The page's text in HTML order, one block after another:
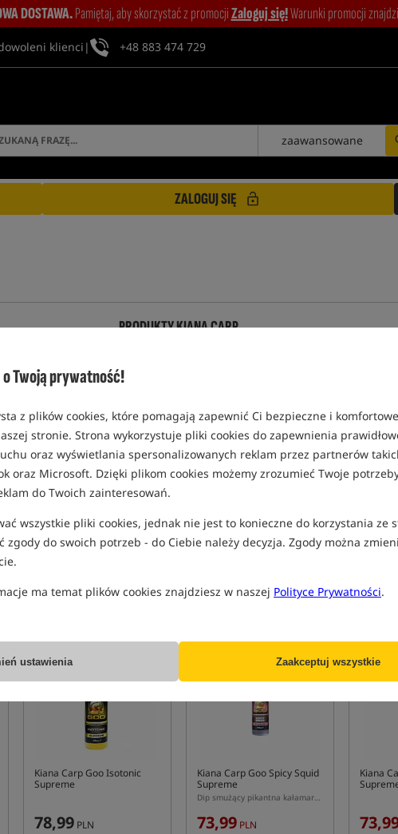
o Twoją prywatność!
z plików cookies, które pomagają zapewnić Ci bezpieczne i
stronie. Strona wykorzystuje pliki cookies do zapewnienia
oraz wyświetlania spersonalizowanych reklam przez partnerów
oraz Microsoft. Dzięki plikom cookies możemy zrozumieć Twoje
do Twoich zainteresowań.
wszystkie pliki cookies, jednak nie jest to konieczne do korzystania ze
zgody do swoich potrzeb - do Ciebie należy decyzja. Zgody można
ma temat plików cookies znajdziesz w naszej Polityce Prywatności.
ustawienia Zaakceptuj wszystkie
DOSTAWA.Pamiętaj, aby skorzystać z promocjiZaloguj się!Warunki promocji
klienci | +48 883 474 729
zaawansowane
ZALOGUJ SIĘ
PRODUKTY KIANA CARP
Kiana Carp Goo Super
Scopex Supreme
72,99 PLN
Cena kat.:
/ -8%
Kiana Carp Goo Tiger Nut
73,99
Cena kat.:
/ -6%
Kiana
Kiana Carp Goo Isotonic
Supreme
78,99 PLN
Kiana Carp Goo Spicy Squid
Supreme
Dip smużący pikantna kałamarnica
73,99 PLN
Kiana